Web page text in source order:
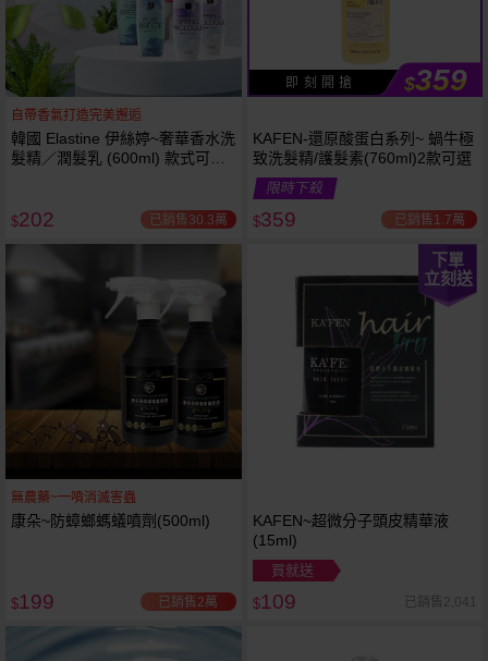
自帶香氣打造完美邂逅
韓國 Elastine 伊絲婷~奢華香水洗
髮精／潤髮乳 (600ml) 款式可選
$202 已銷售30.3萬
即 刻 開 搶 $359
KAFEN-還原酸蛋白系列~ 蝸牛極
致洗髮精/護髮素(760ml)2款可選
限時下殺
$359 已銷售1.7萬
無農藥~一噴消滅害蟲
康朵~防蟑螂螞蟻噴劑(500ml)
$199 已銷售2萬
下單
立刻送
KAFEN~超微分子頭皮精華液
(15ml)
買就送
$109 已銷售2,041